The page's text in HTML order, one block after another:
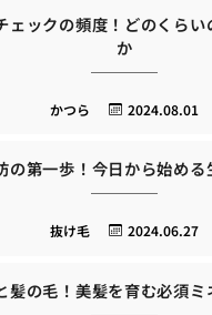
ェックの頻度！どのくらい
か
2024.08.01
かつら
の第一歩！今日から始める
2024.06.27
抜け毛
髪の毛！美髪を育む必須ミ